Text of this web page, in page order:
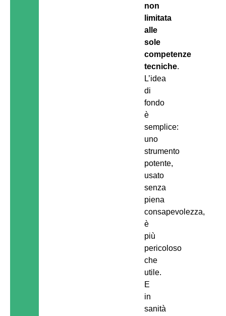
non
limitata
alle
sole
competenze
tecniche.
L’idea
di
fondo
è
semplice:
uno
strumento
potente,
usato
senza
piena
consapevolezza,
è
più
pericoloso
che
utile.
E
in
sanità